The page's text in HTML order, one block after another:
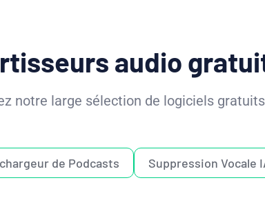
audio
notre large sélection de logiciels
de Podcasts Suppression Vocale